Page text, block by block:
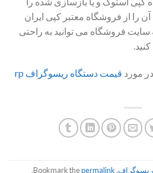
را از فروشگاه معتبر کپی ایران
سایت فروشگاه می توانید به راحتی
مورد
قیمت دستگاه ریسوگراف rp
ریسوگراف. Bookmark the
permalink
.